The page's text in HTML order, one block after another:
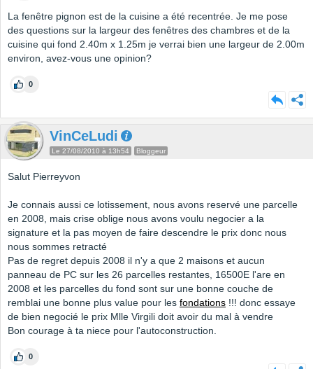
La fenêtre pignon est de la cuisine a été recentrée. Je me pose
des questions sur la largeur des fenêtres des chambres et de la
cuisine qui fond 2.40m x 1.25m je verrai bien une largeur de 2.00m
environ, avez-vous une opinion?
0
VinCeLudi
Le 27/08/2010 à 13h54 Bloggeur
Salut Pierreyvon
Je connais aussi ce lotissement, nous avons reservé une parcelle
en 2008, mais crise oblige nous avons voulu negocier a la
signature et la pas moyen de faire descendre le prix donc nous
nous sommes retracté
Pas de regret depuis 2008 il n'y a que 2 maisons et aucun
panneau de PC sur les 26 parcelles restantes, 16500E l'are en
2008 et les parcelles du fond sont sur une bonne couche de
remblai une bonne plus value pour les fondations !!! donc essaye
de bien negocié le prix Mlle Virgili doit avoir du mal à vendre
Bon courage à ta niece pour l'autoconstruction.
0